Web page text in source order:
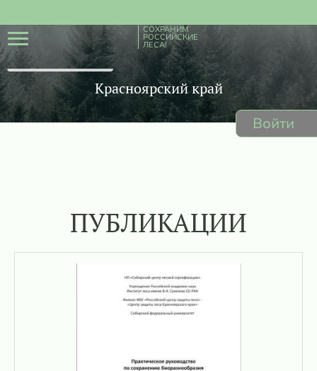
Красноярский край
ПУБЛИКАЦИИ
Войти
СОХРАНИМ
РОССИЙСКИЕ
ЛЕСА!